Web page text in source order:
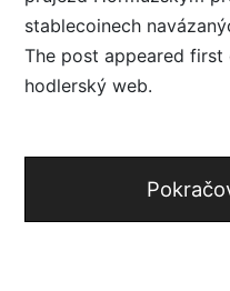
stablecoinech
The post appeared
hodlerský web.